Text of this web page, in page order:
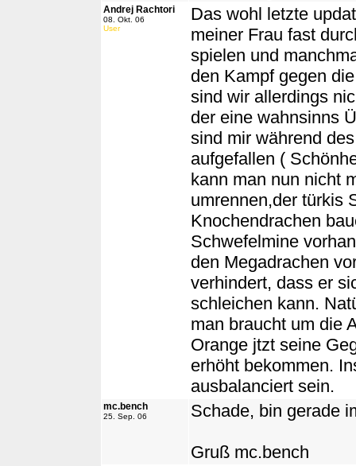
Andrej Rachtori
08. Okt. 06
User
Das wohl letzte
meiner Frau fast
spielen und
den Kampf gegen
sind wir allerdings
der eine wahnsinns
sind mir während
aufgefallen (
kann man nun nicht
umrennen,der türkis
Knochendrachen
Schwefelmine
den Megadrachen
verhindert, dass er
schleichen kann.
man braucht um die
Orange jtzt seine
erhöht bekommen.
ausbalanciert sein.
mc.bench
25. Sep. 06 Schade, bin gerade
Gruß mc.bench